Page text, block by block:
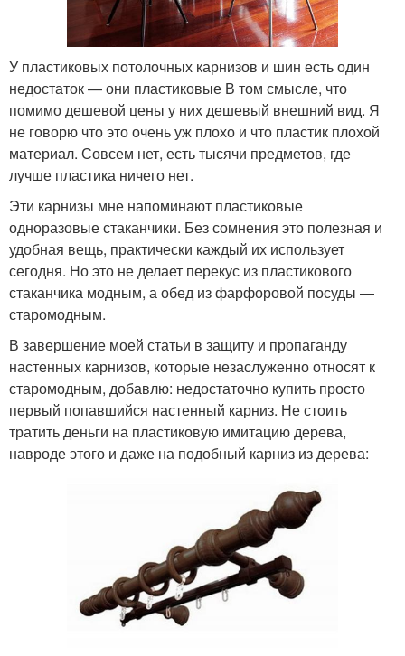
У пластиковых потолочных карнизов и шин есть один
недостаток — они пластиковые В том смысле, что
помимо дешевой цены у них дешевый внешний вид. Я
не говорю что это очень уж плохо и что пластик плохой
материал. Совсем нет, есть тысячи предметов, где
лучше пластика ничего нет.
Эти карнизы мне напоминают пластиковые
одноразовые стаканчики. Без сомнения это полезная и
удобная вещь, практически каждый их использует
сегодня. Но это не делает перекус из пластикового
стаканчика модным, а обед из фарфоровой посуды —
старомодным.
В завершение моей статьи в защиту и пропаганду
настенных карнизов, которые незаслуженно относят к
старомодным, добавлю: недостаточно купить просто
первый попавшийся настенный карниз. Не стоить
тратить деньги на пластиковую имитацию дерева,
навроде этого и даже на подобный карниз из дерева: